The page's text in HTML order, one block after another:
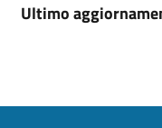
Ultimo